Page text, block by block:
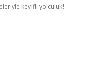
keyifli yolculuk!